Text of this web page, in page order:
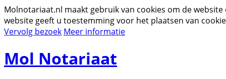
Molnotariaat.nl maakt gebruik van cookies om de
website geeft u toestemming voor het plaatsen van
Vervolg bezoek Meer informatie
Mol Notariaat